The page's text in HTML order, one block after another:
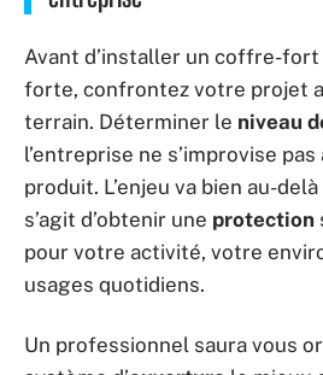
Avant d’installer un coffre-fort
forte, confrontez votre projet
terrain. Déterminer le niveau
l’entreprise ne s’improvise
produit. L’enjeu va bien au-
s’agit d’obtenir une protection
pour votre activité, votre
usages quotidiens.
Un professionnel saura vous